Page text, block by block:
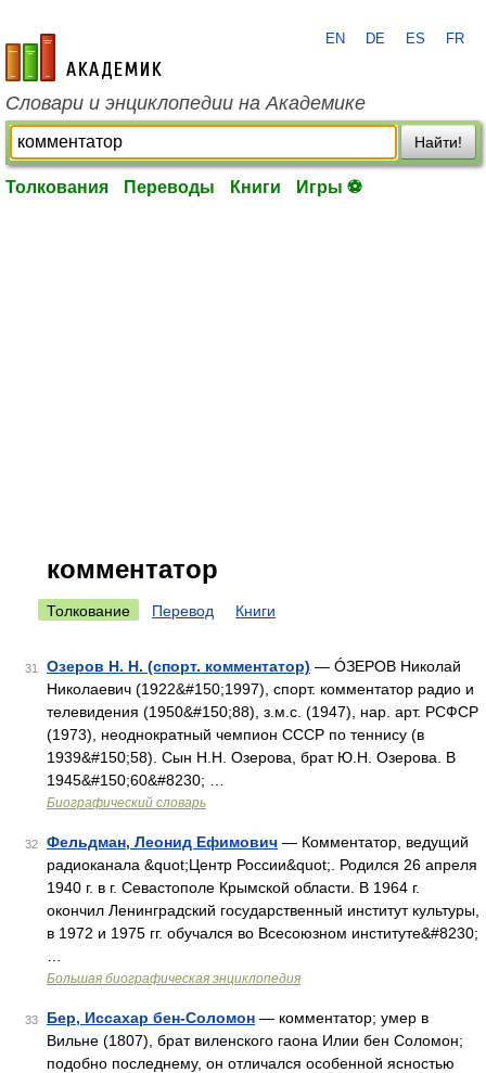
academic.ru
EN DE ES FR
Словари и энциклопедии на Академике
Найти!
Толкования Переводы Книги Игры ⚽
комментатор
Толкование Перевод Книги
31 Озеров Н. Н. (спорт. комментатор) — ÓЗЕРОВ Николай
Николаевич (1922&#150;1997), спорт. комментатор радио и
телевидения (1950&#150;88), з.м.с. (1947), нар. арт. РСФСР
(1973), неоднократный чемпион СССР по теннису (в
1939&#150;58). Сын Н.Н. Озерова, брат Ю.Н. Озерова. В
1945&#150;60&#8230; …
Биографический словарь
32 Фельдман, Леонид Ефимович — Комментатор, ведущий
радиоканала &quot;Центр России&quot;. Родился 26 апреля
1940 г. в г. Севастополе Крымской области. В 1964 г.
окончил Ленинградский государственный институт культуры,
в 1972 и 1975 гг. обучался во Всесоюзном институте&#8230;
Большая биографическая энциклопедия
33 Бер, Иссахар бен-Соломон — комментатор; умер в
Вильне (1807), брат виленского гаона Илии бен Соломон;
подобно последнему, он отличался особенной ясностью